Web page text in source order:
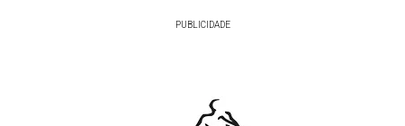
PUBLICIDADE